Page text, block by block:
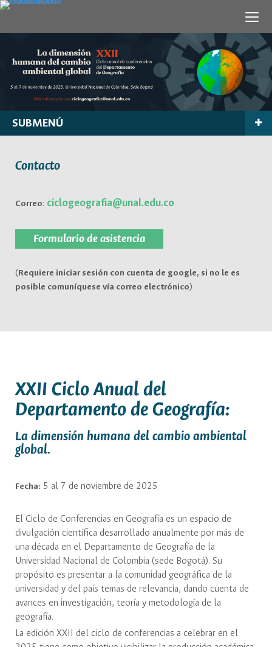
SUBMENÚ
Contacto
Correo: ciclogeografia@unal.edu.co
Formulario de asistencia
(Requiere iniciar sesión con cuenta de google, si no le es
posible comuníquese vía correo electrónico)
XXII Ciclo Anual del
Departamento de Geografía:
La dimensión humana del cambio ambiental
global.
Fecha: 5 al 7 de noviembre de 2025
El Ciclo de Conferencias en Geografía es un espacio de
divulgación científica desarrollado anualmente por más de
una década en el Departamento de Geografía de la
Universidad Nacional de Colombia (sede Bogotá). Su
propósito es presentar a la comunidad geográfica de la
universidad y del país temas de relevancia, dando cuenta de
avances en investigación, teoría y metodología de la
geografía.
La edición XXII del ciclo de conferencias a celebrar en el